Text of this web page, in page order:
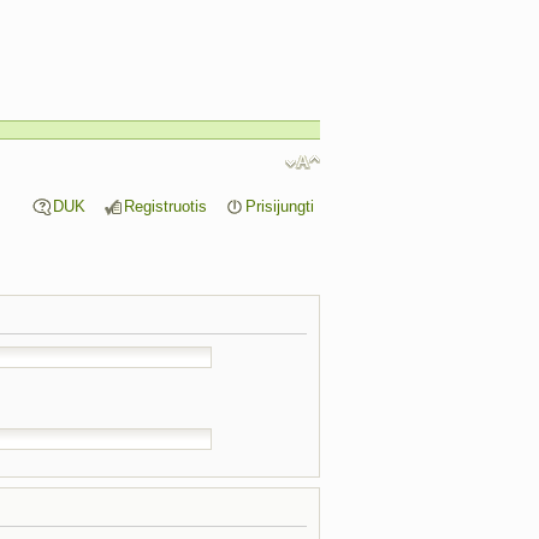
DUK Registruotis Prisijungti